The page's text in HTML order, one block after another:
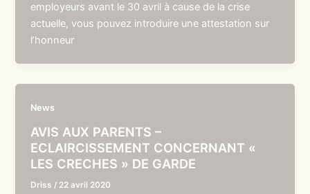
employeurs avant le 30 avril à cause de la crise
actuelle, vous pouvez introduire une attestation sur
l’honneur
News
AVIS AUX PARENTS –
ECLAIRCISSEMENT CONCERNANT «
LES CRECHES » DE GARDE
Driss / 22 avril 2020